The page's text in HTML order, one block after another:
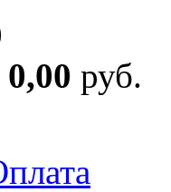
0,00 руб.